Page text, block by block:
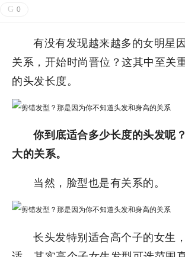
G 0
有没有发现越来越多的女明星
关系，开始时尚晋位？这其中至关
的头发长度。
你到底适合多少长度的头发呢
大的关系。
当然，脸型也是有关系的。
长头发特别适合高个子的女生